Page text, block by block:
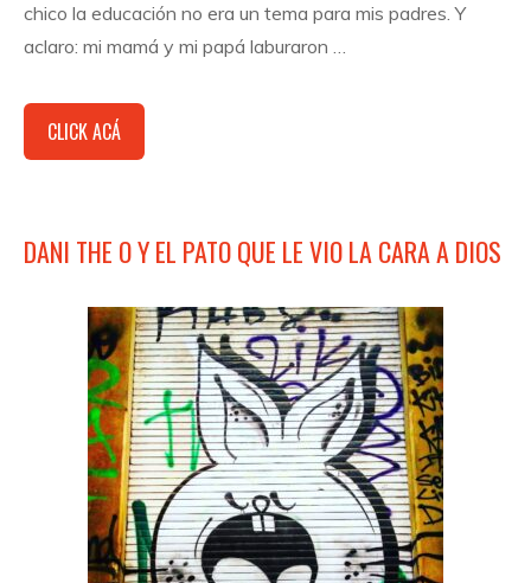
chico la educación no era un tema para mis padres. Y
aclaro: mi mamá y mi papá laburaron …
CLICK ACÁ
DANI THE O Y EL PATO QUE LE VIO LA CARA A DIOS